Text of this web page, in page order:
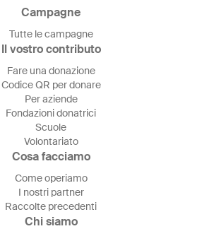
Campagne
Tutte le campagne
Il vostro contributo
Fare una donazione
Codice QR per donare
Per aziende
Fondazioni donatrici
Scuole
Volontariato
Cosa facciamo
Come operiamo
I nostri partner
Raccolte precedenti
Chi siamo